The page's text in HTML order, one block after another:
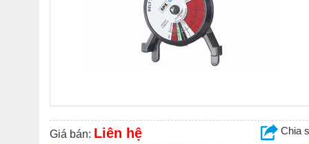
Giá bán: Liên hệ Chia